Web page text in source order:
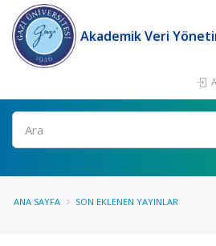
Akademik Veri
Ara
ANA SAYFA SON EKLENEN YAYINLAR